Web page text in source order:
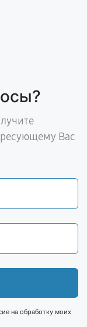
Вас
на обработку моих